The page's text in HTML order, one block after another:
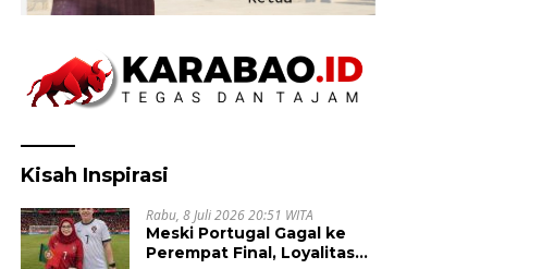
Kisah Inspirasi
Rabu, 8 Juli 2026 20:51 WITA
Meski Portugal Gagal ke
Perempat Final, Loyalitas